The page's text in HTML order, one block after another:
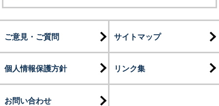
ご意見・ご質問 サイトマップ
個人情報保護方針 リンク集
お問い合わせ